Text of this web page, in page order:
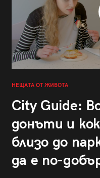
НЕЩАТА ОТ ЖИВОТА
City Guide:
донъти и
близо до
да е по-